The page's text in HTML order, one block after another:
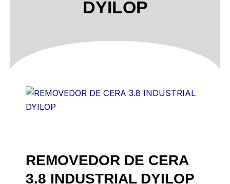
DYILOP
REMOVEDOR DE CERA
3.8 INDUSTRIAL DYILOP